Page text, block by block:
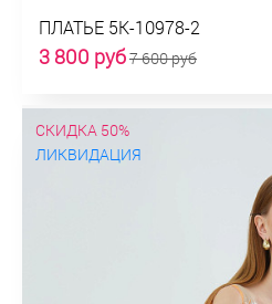
ПЛАТЬЕ 5К-10978-2
3 800 руб7 600 руб
СКИДКА 50%
ЛИКВИДАЦИЯ